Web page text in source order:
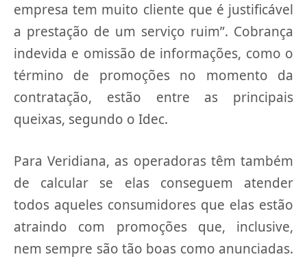
empresa tem muito cliente que é justificável
a prestação de um serviço ruim”. Cobrança
indevida e omissão de informações, como o
término de promoções no momento da
contratação, estão entre as principais
queixas, segundo o Idec.
Para Veridiana, as operadoras têm também
de calcular se elas conseguem atender
todos aqueles consumidores que elas estão
atraindo com promoções que, inclusive,
nem sempre são tão boas como anunciadas.